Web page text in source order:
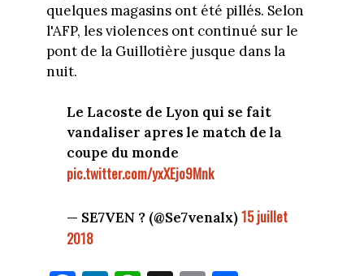
quelques magasins ont été pillés. Selon
l'AFP, les violences ont continué sur le
pont de la Guillotière jusque dans la
nuit.
Le Lacoste de Lyon qui se fait
vandaliser apres le match de la
coupe du monde
pic.twitter.com/yxXEjo9Mnk
— SE7VEN ? (@Se7venalx)15 juillet
2018